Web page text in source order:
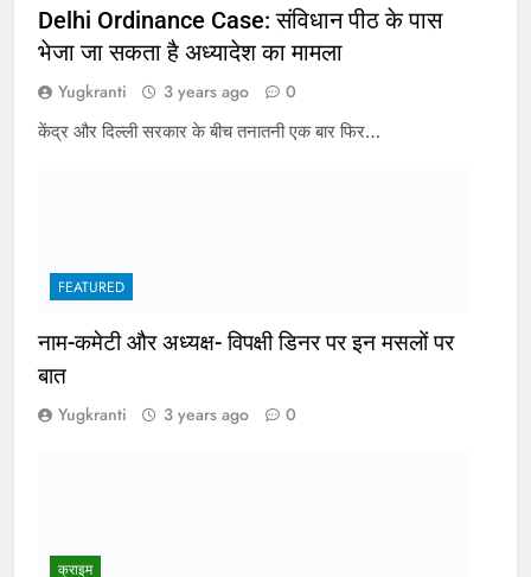
Delhi Ordinance Case: संविधान पीठ के पास
भेजा जा सकता है अध्यादेश का मामला
Yugkranti 3 years ago 0
केंद्र और दिल्ली सरकार के बीच तनातनी एक बार फिर…
FEATURED
नाम-कमेटी और अध्यक्ष- विपक्षी डिनर पर इन मसलों पर
बात
Yugkranti 3 years ago 0
क्राइम